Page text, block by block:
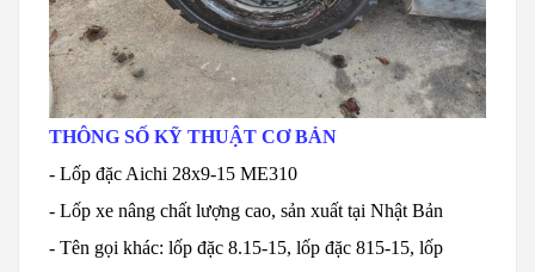
THÔNG SỐ KỸ THUẬT CƠ BẢN
- Lốp đặc Aichi 28x9-15 ME310
- Lốp xe nâng chất lượng cao, sản xuất tại Nhật Bản
- Tên gọi khác: lốp đặc 8.15-15, lốp đặc 815-15, lốp